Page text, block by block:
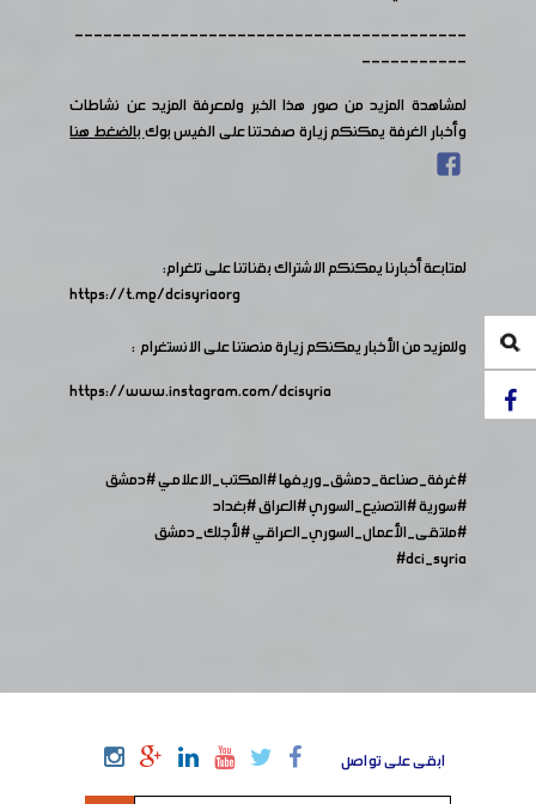
-----------------------------------------
-----------
لمشاهدة المزيد من صور هذا الخبر ولمعرفة المزيد عن نشاطات
وأخبار الغرفة يمكنكم زيارة صفحتنا على الفيس بوكبالضغط هنا
لمتابعة أخبارنا يمكنكم الاشتراك بقناتنا على تلغرام:
https://t.me/dcisyriaorg
وللمزيد من الأخبار يمكنكم زيارة منصتنا على الانستغرام :
https://www.instagram.com/dcisyria​
#غرفة_صناعة_دمشق_وريفها#المكتب_الاعلامي#دمشق
#سورية#التصنيع_السوري#العراق#بغداد
#ملتقى_الأعمال_السوري_العراقي#لأجلك_دمشق
#dci_syria
ابقى على تواصل